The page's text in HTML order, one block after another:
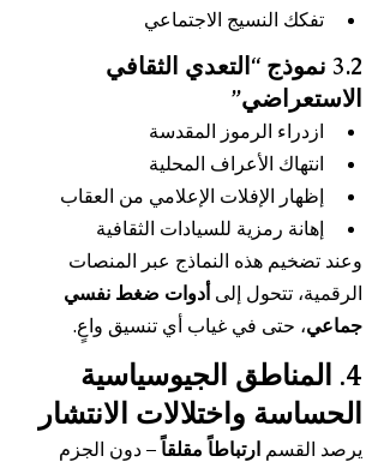
تفكك النسيج الاجتماعي
3.2 نموذج “التعدي الثقافي
الاستعراضي”
ازدراء الرموز المقدسة
انتهاك الأعراف المحلية
إظهار الإفلات الإعلامي من العقاب
إهانة رمزية للسيادات الثقافية
وعند تضخيم هذه النماذج عبر المنصات
الرقمية، تتحول إلى أدوات ضغط نفسي
جماعي، حتى في غياب أي تنسيق واعٍ.
4. المناطق الجيوسياسية
الحساسة واختلالات الانتشار
يرصد القسم ارتباطاً مقلقاً – دون الجزم